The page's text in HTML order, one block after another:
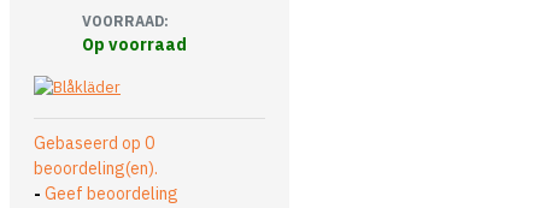
VOORRAAD:
Op voorraad
Gebaseerd op 0
beoordeling(en).
- Geef beoordeling